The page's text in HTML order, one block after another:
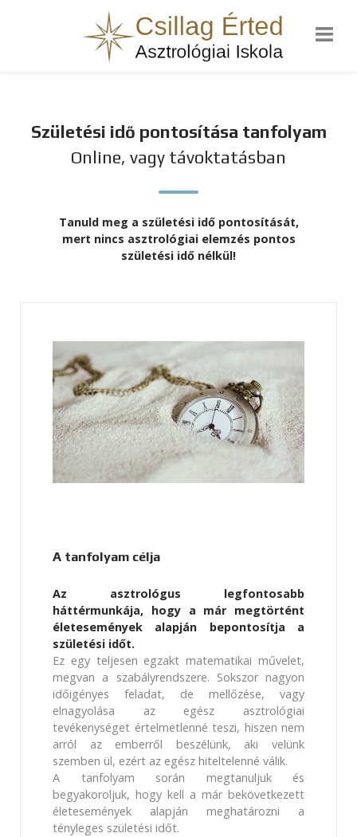
Születési idő pontosítása tanfolyam
Online, vagy távoktatásban
Tanuld meg a születési idő pontosítását,
mert nincs asztrológiai elemzés pontos
születési idő nélkül!
A tanfolyam célja
Az asztrológus legfontosabb
háttérmunkája, hogy a már megtörtént
életesemények alapján bepontosítja a
születési időt.
Ez egy teljesen egzakt matematikai művelet,
megvan a szabályrendszere. Sokszor nagyon
időigényes feladat, de mellőzése, vagy
elnagyolása az egész asztrológiai
tevékenységet értelmetlenné teszi, hiszen nem
arról az emberről beszélünk, aki velünk
szemben ül, ezért az egész hiteltelenné válik.
A tanfolyam során megtanuljuk és
begyakoroljuk, hogy kell a már bekövetkezett
életesemények alapján meghatározni a
tényleges születési időt.